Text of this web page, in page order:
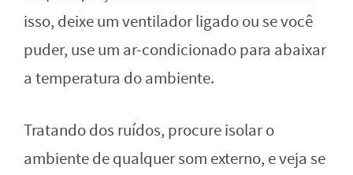
isso, deixe um ventilador ligado ou se você
puder, use um ar-condicionado para abaixar
a temperatura do ambiente.
Tratando dos ruídos, procure isolar o
ambiente de qualquer som externo, e veja se